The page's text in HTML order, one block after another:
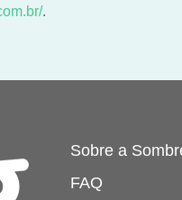
.
Sobre a
FAQ